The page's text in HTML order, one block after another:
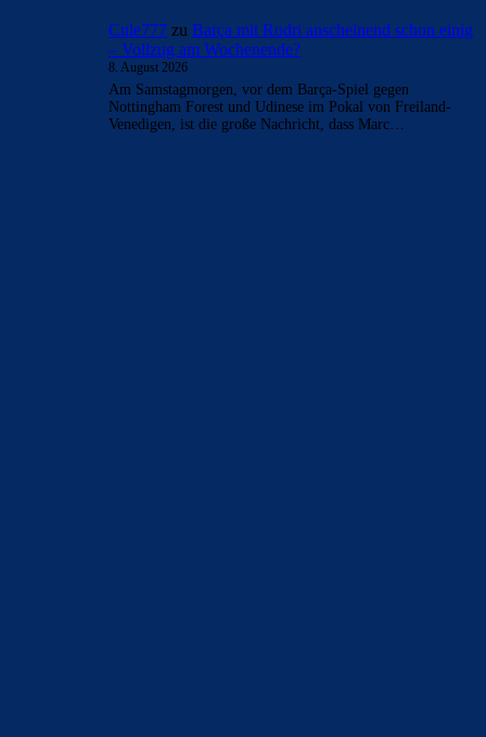
Cule777 zu Barça mit Rodri anscheinend schon einig
– Vollzug am Wochenende?
8. August 2026
Am Samstagmorgen, vor dem Barça-Spiel gegen
Nottingham Forest und Udinese im Pokal von Freiland-
Venedigen, ist die große Nachricht, dass Marc…